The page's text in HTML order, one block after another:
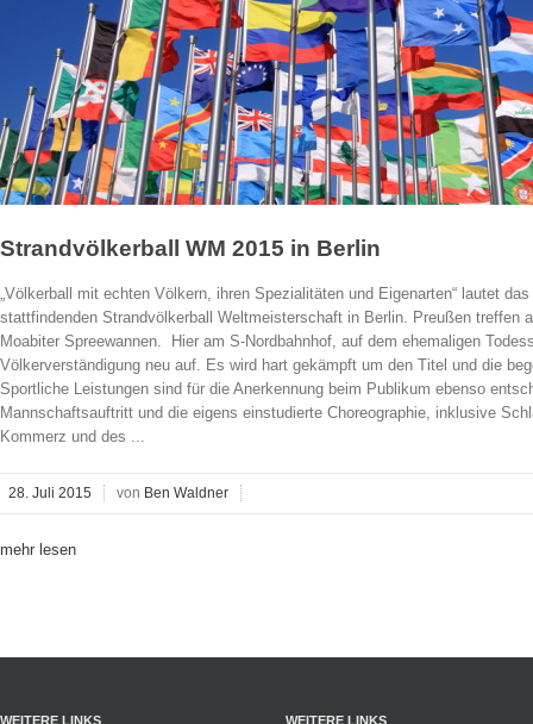
Strandvölkerball WM 2015 in Berlin
„Völkerball mit echten Völkern, ihren Spezialitäten und Eigenarten“ lautet
stattfindenden Strandvölkerball Weltmeisterschaft in Berlin. Preußen treffen
Moabiter Spreewannen. Hier am S-Nordbahnhof, auf dem ehemaligen
Völkerverständigung neu auf. Es wird hart gekämpft um den Titel und die
Sportliche Leistungen sind für die Anerkennung beim Publikum ebenso
Mannschaftsauftritt und die eigens einstudierte Choreographie, inklusive
Kommerz und des ...
28. Juli 2015 von Ben Waldner
mehr lesen
WEITERE LINKS WEITERE LINKS